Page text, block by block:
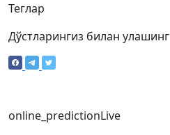
Теглар
Дўстларингиз билан улашинг
online_predictionLive